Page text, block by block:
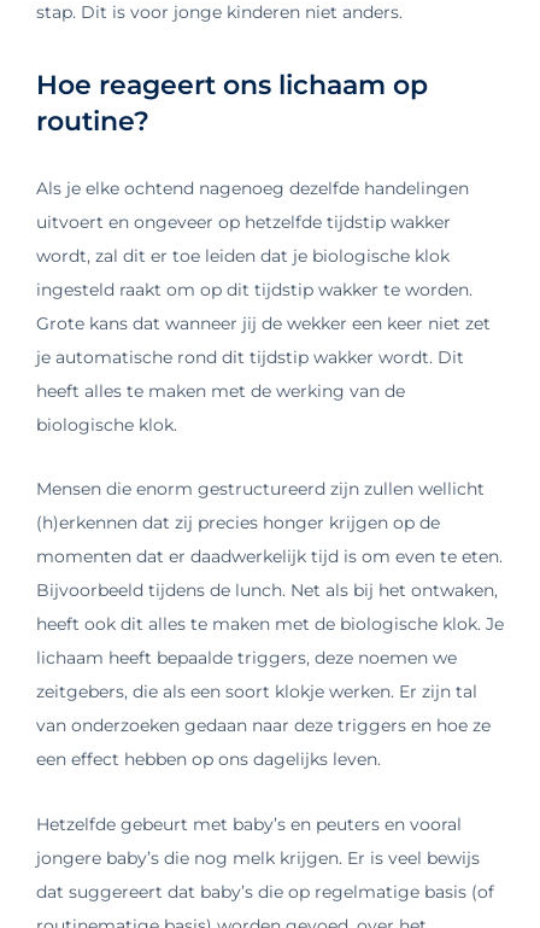
stap. Dit is voor jonge kinderen niet anders.
Hoe reageert ons lichaam op
routine?
Als je elke ochtend nagenoeg dezelfde handelingen
uitvoert en ongeveer op hetzelfde tijdstip wakker
wordt, zal dit er toe leiden dat je biologische klok
ingesteld raakt om op dit tijdstip wakker te worden.
Grote kans dat wanneer jij de wekker een keer niet zet
je automatische rond dit tijdstip wakker wordt. Dit
heeft alles te maken met de werking van de
biologische klok.
Mensen die enorm gestructureerd zijn zullen wellicht
(h)erkennen dat zij precies honger krijgen op de
momenten dat er daadwerkelijk tijd is om even te eten.
Bijvoorbeeld tijdens de lunch. Net als bij het ontwaken,
heeft ook dit alles te maken met de biologische klok. Je
lichaam heeft bepaalde triggers, deze noemen we
zeitgebers, die als een soort klokje werken. Er zijn tal
van onderzoeken gedaan naar deze triggers en hoe ze
een effect hebben op ons dagelijks leven.
Hetzelfde gebeurt met baby’s en peuters en vooral
jongere baby’s die nog melk krijgen. Er is veel bewijs
dat suggereert dat baby’s die op regelmatige basis (of